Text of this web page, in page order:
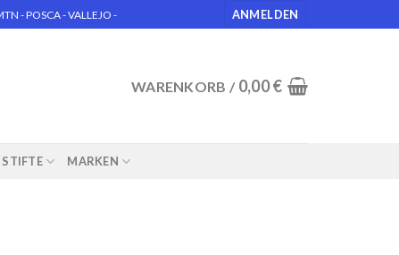
- POSCA - VALLEJO - ANMELDEN
WARENKORB / 0,00€
STIFTE MARKEN